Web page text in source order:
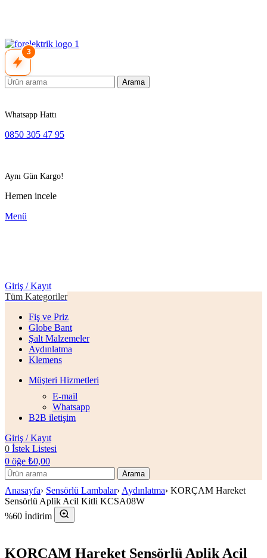
3
Arama
Whatsapp Hattı
0850 305 47 95
Aynı Gün Kargo!
Hemen incele
Menü
Giriş / Kayıt
Tüm Kategoriler
Fiş ve Priz
Globe Bant
Şalt Malzemeler
Aydınlatma
Klemens
Müşteri Hizmetleri
E-mail
Whatsapp
B2B iletişim
Giriş / Kayıt
0 İstek Listesi
0 öğe ₺0,00
Arama
Anasayfa› Sensörlü Lambalar› Aydınlatma› KORÇAM Hareket
Sensörlü Aplik Acil Kitli KCSA08W
%60 İndirim
KORÇAM Hareket Sensörlü Aplik Acil